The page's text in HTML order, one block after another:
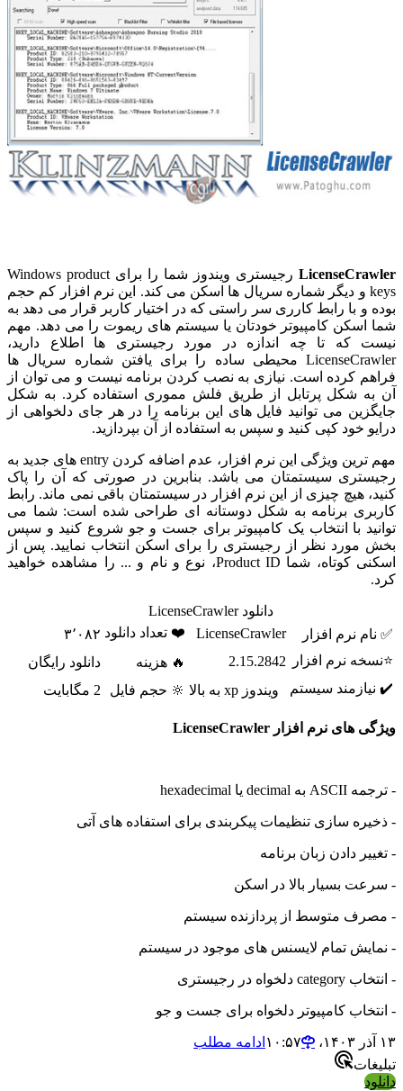
LicenseCrawler
رجیستری ویندوز شما را برای Windows product
keys و دیگر شماره سریال ها اسکن می کند. این نرم افزار کم حجم
بوده و با رابط کارری سر راستی که در اختیار کاربر قرار می دهد به
شما اسکن کامپیوتر خودتان یا سیستم های ریموت را می دهد. مهم
نیست که تا چه اندازه در مورد رجیستری ها اطلاع دارید،
LicenseCrawler محیطی ساده را برای یافتن شماره سریال ها
فراهم کرده است. نیازی به نصب کردن برنامه نیست و می توان از
آن به شکل پرتابل از طریق فلش مموری استفاده کرد. به شکل
جایگزین می توانید فایل های این برنامه را در هر جای دلخواهی از
درایو خود کپی کنید و سپس به استفاده از آن بپردازید.
مهم ترین ویژگی این نرم افزار، عدم اضافه کردن entry های جدید به
رجیستری سیستمتان می باشد. بنابرین در صورتی که آن را پاک
کنید، هیچ چیزی از این نرم افزار در سیستمتان باقی نمی ماند. رابط
کاربری برنامه به شکل دوستانه ای طراحی شده است: شما می
توانید با انتخاب یک کامپیوتر برای جست و جو شروع کنید و سپس
بخش مورد نظر از رجیستری را برای اسکن انتخاب نمایید. پس از
اسکنی کوتاه، شما Product ID، نوع و نام و ... را مشاهده خواهید
کرد.
دانلود LicenseCrawler
✅ نام نرم افزار
LicenseCrawler ❤️ تعداد دانلود ۳٬۰۸۲
⭐نسخه نرم افزار
2.15.2842 🔥 هزینه
دانلود رایگان
✔️ نیازمند سیستم
ویندوز xp به بالا 🔆 حجم فایل 2 مگابایت
ویژگی های نرم افزار LicenseCrawler
- ترجمه ASCII به decimal یا hexadecimal
- ذخیره سازی تنظیمات پیکربندی برای استفاده های آتی
- تغییر دادن زبان برنامه
- سرعت بسیار بالا در اسکن
- مصرف متوسط از پردازنده سیستم
- نمایش تمام لایسنس های موجود در سیستم
- انتخاب category دلخواه در رجیستری
- انتخاب کامپیوتر دلخواه برای جست و جو
۱۳ آذر ۱۴۰۳،‏ ۱۰:۵۷
ادامه مطلب
تبلیغات
دانلود